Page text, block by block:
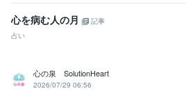
心を病む人の月
記事
占い
心の泉 SolutionHeart
2026/07/29 06:56